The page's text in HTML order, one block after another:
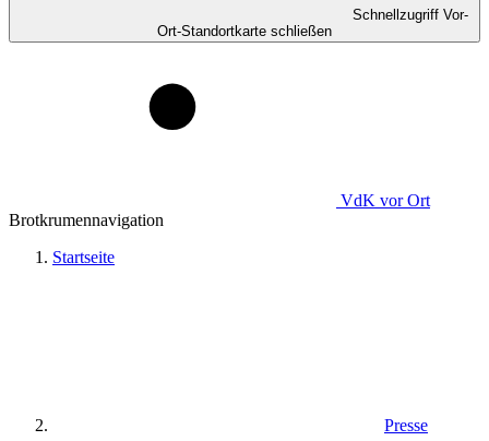
Schnellzugriff Vor-
Ort-Standortkarte schließen
VdK vor Ort
Brotkrumennavigation
Startseite
Presse